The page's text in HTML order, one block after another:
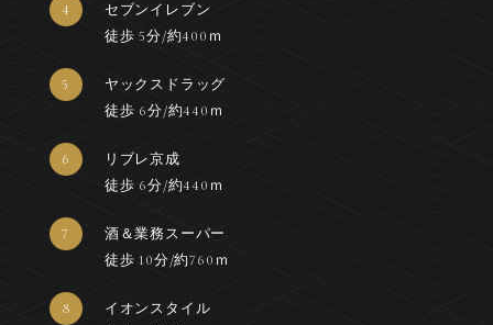
4
セブンイレブン
徒歩 5分/約400ｍ
5
ヤックスドラッグ
徒歩 6分/約440ｍ
6
リブレ京成
徒歩 6分/約440ｍ
7
酒＆業務スーパー
徒歩 10分/約760ｍ
8
イオンスタイル